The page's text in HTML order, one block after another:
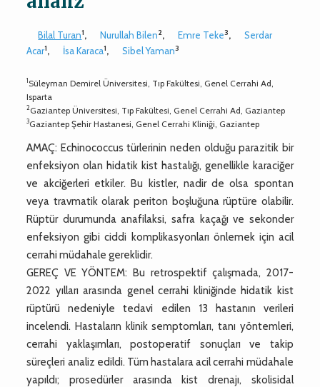
Bilal Turan1, Nurullah Bilen2, Emre Teke3,
Serdar
Acar1, İsa Karaca1, Sibel Yaman3
1Süleyman Demirel Üniversitesi, Tıp Fakültesi, Genel Cerrahi Ad,
Isparta
2Gaziantep Üniversitesi, Tıp Fakültesi, Genel Cerrahi Ad, Gaziantep
3Gaziantep Şehir Hastanesi, Genel Cerrahi Kliniği, Gaziantep
AMAÇ: Echinococcus türlerinin neden olduğu parazitik bir
enfeksiyon olan hidatik kist hastalığı, genellikle karaciğer
ve akciğerleri etkiler. Bu kistler, nadir de olsa spontan
veya travmatik olarak periton boşluğuna rüptüre olabilir.
Rüptür durumunda anafilaksi, safra kaçağı ve sekonder
enfeksiyon gibi ciddi komplikasyonları önlemek için acil
cerrahi müdahale gereklidir.
GEREÇ VE YÖNTEM: Bu retrospektif çalışmada, 2017-
2022 yılları arasında genel cerrahi kliniğinde hidatik kist
rüptürü nedeniyle tedavi edilen 13 hastanın verileri
incelendi. Hastaların klinik semptomları, tanı yöntemleri,
cerrahi yaklaşımları, postoperatif sonuçları ve takip
süreçleri analiz edildi. Tüm hastalara acil cerrahi müdahale
yapıldı; prosedürler arasında kist drenajı, skolisidal